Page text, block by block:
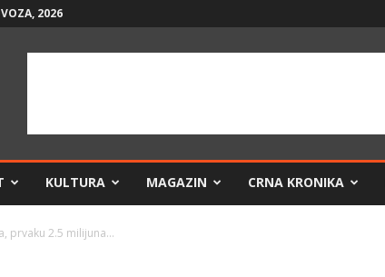
2026
KULTURA MAGAZIN CRNA KRONIKA
prvaku 2.5 milijuna...